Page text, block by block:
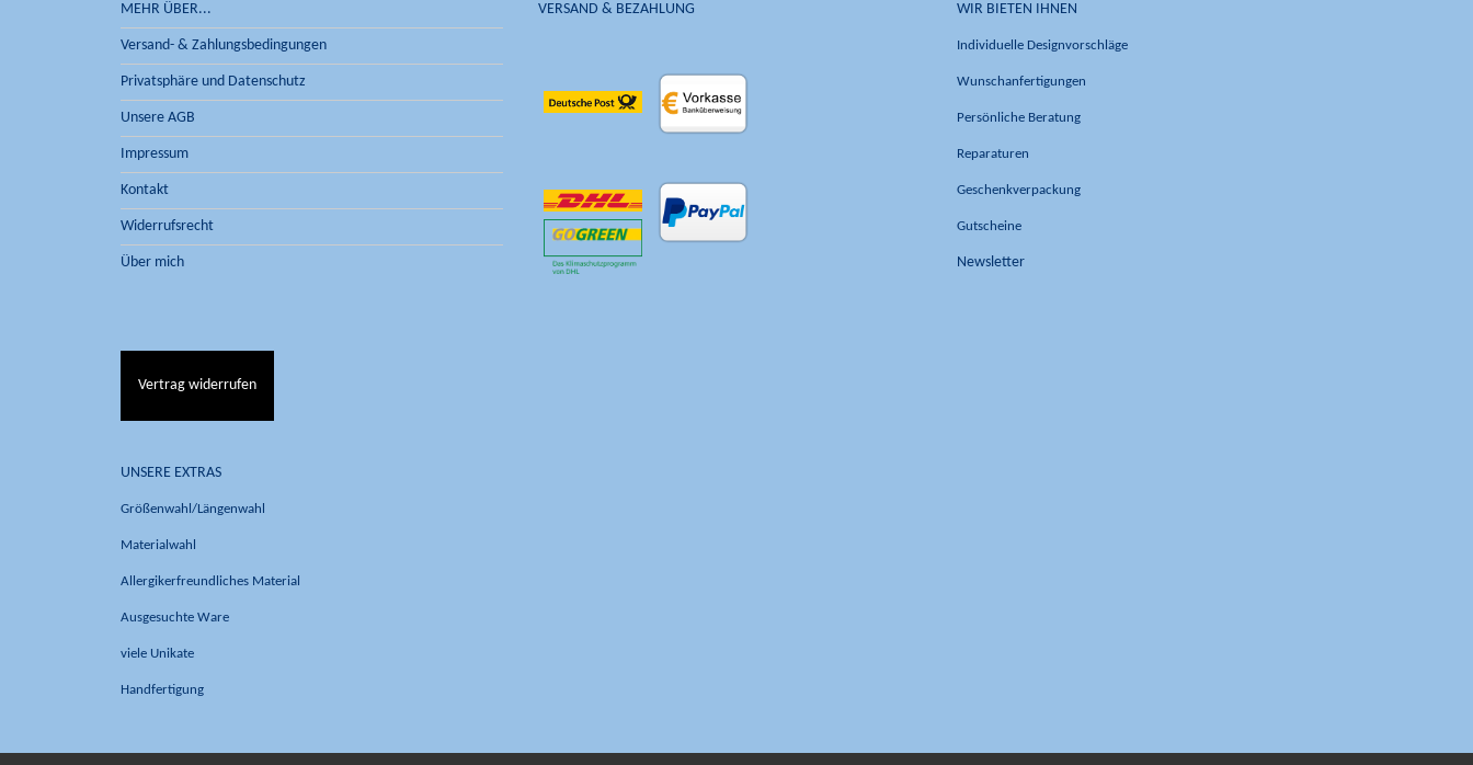
MEHR ÜBER...
Versand- & Zahlungsbedingungen
Privatsphäre und Datenschutz
Unsere AGB
Impressum
Kontakt
Widerrufsrecht
Über mich
Vertrag widerrufen
VERSAND & BEZAHLUNG WIR BIETEN IHNEN
Individuelle Designvorschläge
Wunschanfertigungen
Persönliche Beratung
Reparaturen
Geschenkverpackung
Gutscheine
Newsletter
UNSERE EXTRAS
Größenwahl/Längenwahl
Materialwahl
Allergikerfreundliches Material
Ausgesuchte Ware
viele Unikate
Handfertigung